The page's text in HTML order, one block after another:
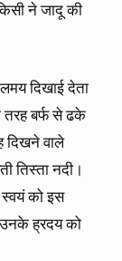
ने जादू की
दिखाई देता
बर्फ से ढके
दिखने वाले
तिस्ता नदी।
को इस
उनके ह्रदय को